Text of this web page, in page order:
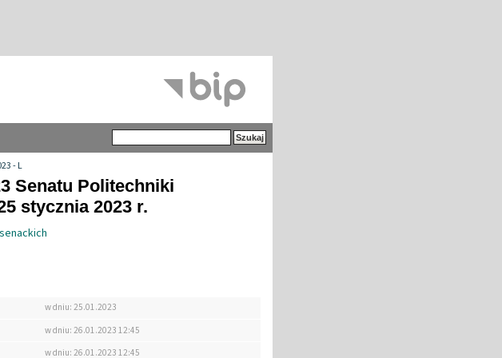
- L
Senatu Politechniki
stycznia 2023 r.
w dniu: 25.01.2023
w dniu: 26.01.2023 12:45
w dniu: 26.01.2023 12:45